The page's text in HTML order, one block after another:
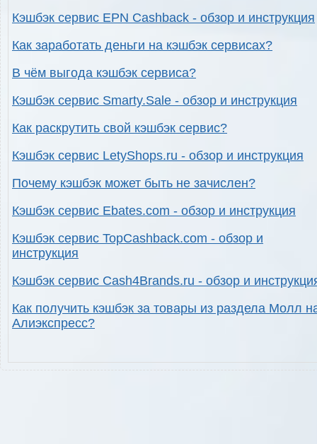
Кэшбэк сервис EPN Cashback - обзор и инструкция
Как заработать деньги на кэшбэк сервисах?
В чём выгода кэшбэк сервиса?
Кэшбэк сервис Smarty.Sale - обзор и инструкция
Как раскрутить свой кэшбэк сервис?
Кэшбэк сервис LetyShops.ru - обзор и инструкция
Почему кэшбэк может быть не зачислен?
Кэшбэк сервис Ebates.com - обзор и инструкция
Кэшбэк сервис TopCashback.com - обзор и
инструкция
Кэшбэк сервис Cash4Brands.ru - обзор и
Как получить кэшбэк за товары из раздела Молл
Алиэкспресс?